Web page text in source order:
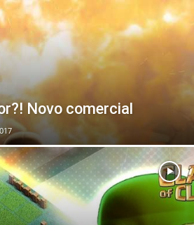
Novo comercial